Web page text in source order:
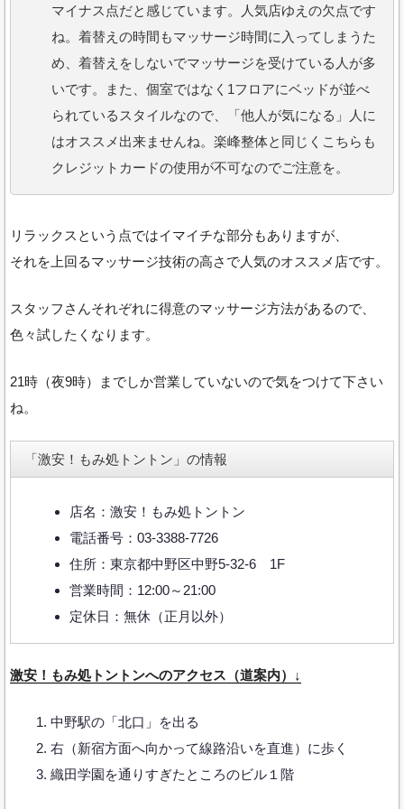
マイナス点だと感じています。人気店ゆえの欠点です
ね。着替えの時間もマッサージ時間に入ってしまうた
め、着替えをしないでマッサージを受けている人が多
いです。また、個室ではなく1フロアにベッドが並べ
られているスタイルなので、「他人が気になる」人に
はオススメ出来ませんね。楽峰整体と同じくこちらも
クレジットカードの使用が不可なのでご注意を。
リラックスという点ではイマイチな部分もありますが、
それを上回るマッサージ技術の高さで人気のオススメ店です。
スタッフさんそれぞれに得意のマッサージ方法があるので、
色々試したくなります。
21時（夜9時）までしか営業していないので気をつけて下さい
ね。
「激安！もみ処トントン」の情報
店名：激安！もみ処トントン
電話番号：03-3388-7726
住所：東京都中野区中野5-32-6 1F
営業時間：12:00～21:00
定休日：無休（正月以外）
激安！もみ処トントンへのアクセス（道案内）↓
中野駅の「北口」を出る
右（新宿方面へ向かって線路沿いを直進）に歩く
織田学園を通りすぎたところのビル１階